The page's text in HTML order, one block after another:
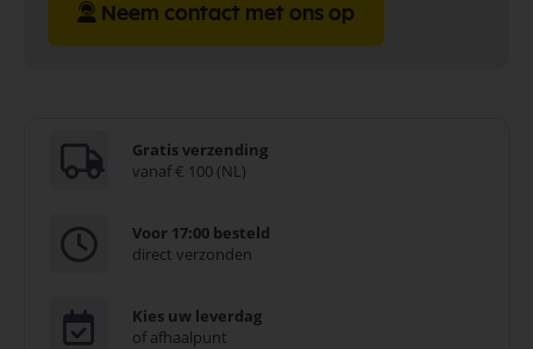
Neem contact met ons op
Gratis verzending
vanaf € 100 (NL)
Voor 17:00 besteld
direct verzonden
Kies uw leverdag
of afhaalpunt